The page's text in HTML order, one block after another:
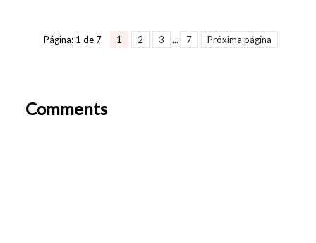
Página: 1 de 7 1 2 3 ... 7 Próxima página
Comments